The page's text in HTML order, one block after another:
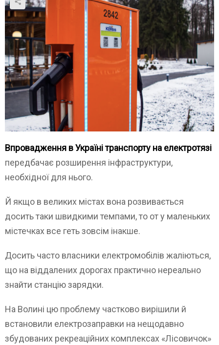
Впровадження в Україні транспорту на електротязі
передбачає розширення інфраструктури,
необхідної для нього.
Й якщо в великих містах вона розвивається
досить таки швидкими темпами, то от у маленьких
містечках все геть зовсім інакше.
Досить часто власники електромобілів жаліються,
що на віддалених дорогах практично нереально
знайти станцію зарядки.
На Волині цю проблему частково вирішили й
встановили електрозаправки на нещодавно
збудованих рекреаційних комплексах «Лісовичок»